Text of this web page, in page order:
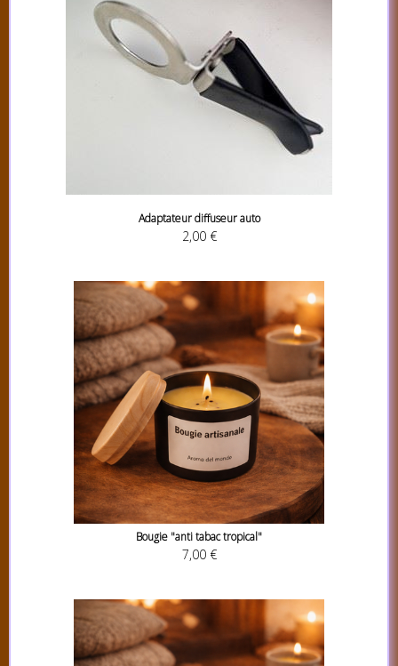
Adaptateur diffuseur auto
2,00 €
Bougie "anti tabac tropical"
7,00 €